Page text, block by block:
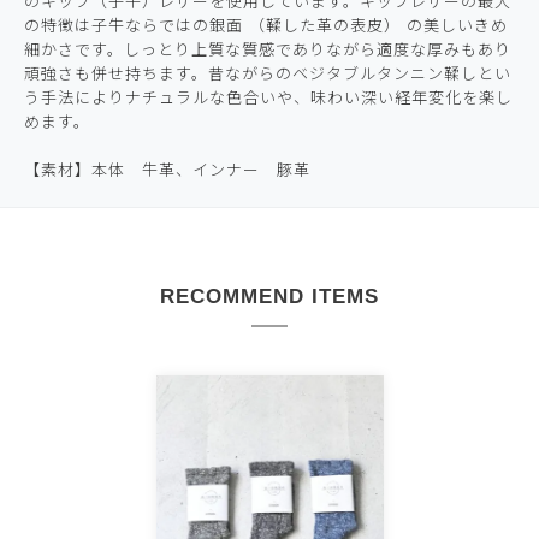
の特徴は子牛ならではの銀面 （鞣した革の表皮） の美しいきめ
細かさです。しっとり上質な質感でありながら適度な厚みもあり
頑強さも併せ持ちます。昔ながらのベジタブルタンニン鞣しとい
う手法によりナチュラルな色合いや、味わい深い経年変化を楽し
めます。
【素材】本体 牛革、インナー 豚革
RECOMMEND ITEMS